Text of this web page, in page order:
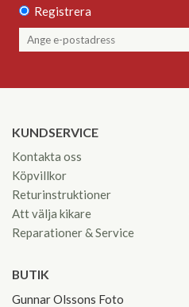
Registrera
KUNDSERVICE
Kontakta oss
Köpvillkor
Returinstruktioner
Att välja kikare
Reparationer & Service
BUTIK
Gunnar Olssons Foto